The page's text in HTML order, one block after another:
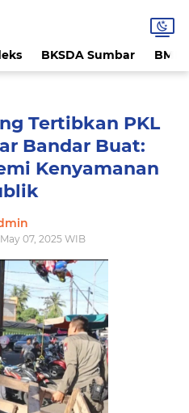
BKSDA Sumbar
Tertibkan PKL
Bandar Buat:
Kenyamanan
07, 2025 WIB